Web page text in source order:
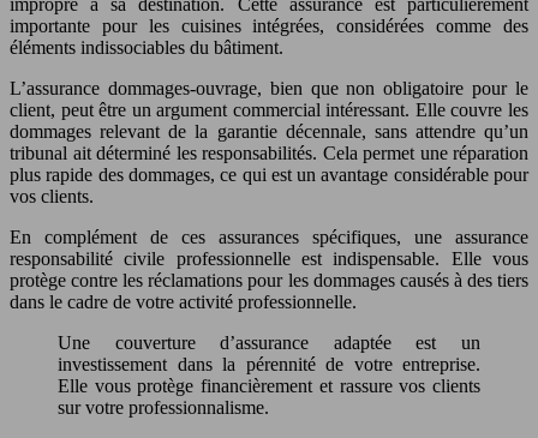
impropre à sa destination. Cette assurance est particulièrement
importante pour les cuisines intégrées, considérées comme des
éléments indissociables du bâtiment.
L’assurance dommages-ouvrage, bien que non obligatoire pour le
client, peut être un argument commercial intéressant. Elle couvre les
dommages relevant de la garantie décennale, sans attendre qu’un
tribunal ait déterminé les responsabilités. Cela permet une réparation
plus rapide des dommages, ce qui est un avantage considérable pour
vos clients.
En complément de ces assurances spécifiques, une assurance
responsabilité civile professionnelle est indispensable. Elle vous
protège contre les réclamations pour les dommages causés à des tiers
dans le cadre de votre activité professionnelle.
Une couverture d’assurance adaptée est un
investissement dans la pérennité de votre entreprise.
Elle vous protège financièrement et rassure vos clients
sur votre professionnalisme.